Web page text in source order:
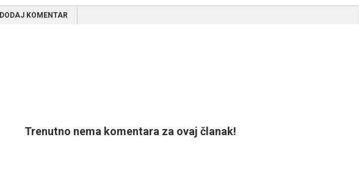
DODAJ KOMENTAR
Trenutno nema komentara za ovaj članak!